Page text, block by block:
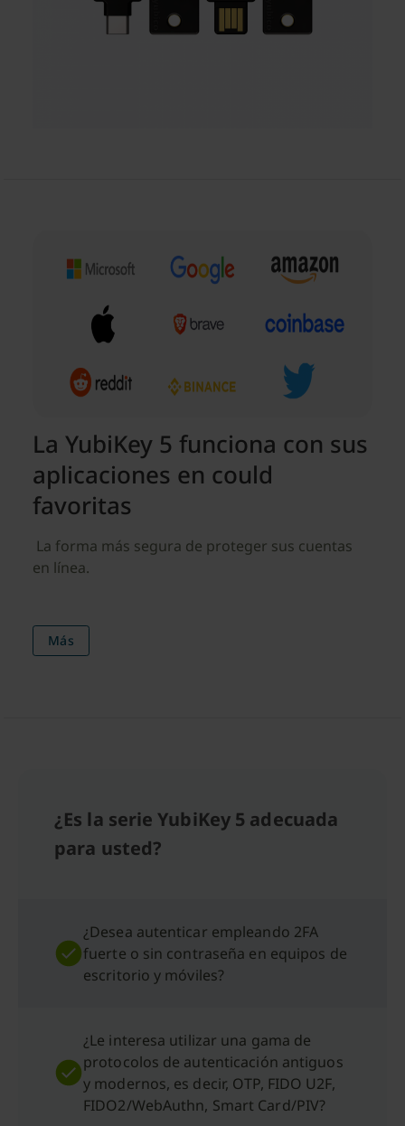
La YubiKey 5 funciona con sus
aplicaciones en could
favoritas
​ La forma más segura de proteger sus cuentas
en línea.
Más
¿Es la serie YubiKey 5 adecuada
para usted?
¿Desea autenticar empleando 2FA
fuerte o sin contraseña en equipos de
escritorio y móviles?
¿Le interesa utilizar una gama de
protocolos de autenticación antiguos
y modernos, es decir, OTP, FIDO U2F,
FIDO2/WebAuthn, Smart Card/PIV?